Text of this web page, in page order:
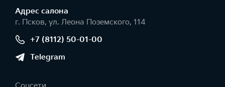
Адрес салонa
г. Псков, ул. Леона Поземского, 114
+7 (8112) 50-01-00
Telegram